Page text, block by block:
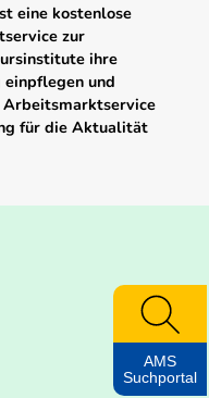
eine kostenlose
zur
ihre
und
für die Aktualität
AMS
Suchportal